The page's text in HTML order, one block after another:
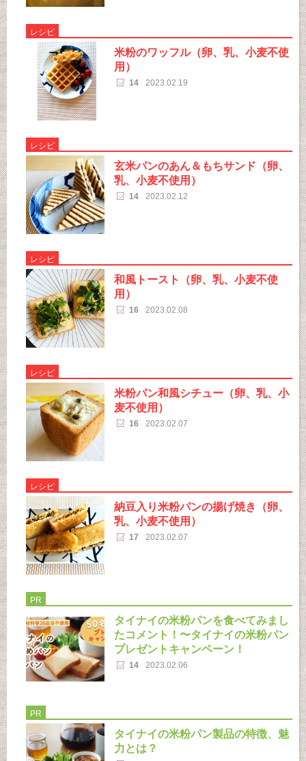
レシピ
米粉のワッフル（卵、乳、小麦不使
用）
14 2023.02.19
レシピ
玄米パンのあん＆もちサンド（卵、
乳、小麦不使用）
14 2023.02.12
レシピ
和風トースト（卵、乳、小麦不使
用）
16 2023.02.08
レシピ
米粉パン和風シチュー（卵、乳、小
麦不使用）
16 2023.02.07
レシピ
納豆入り米粉パンの揚げ焼き（卵、
乳、小麦不使用）
17 2023.02.07
PR
タイナイの米粉パンを食べてみまし
たコメント！〜タイナイの米粉パン
プレゼントキャンペーン！
14 2023.02.06
PR
タイナイの米粉パン製品の特徴、魅
力とは？